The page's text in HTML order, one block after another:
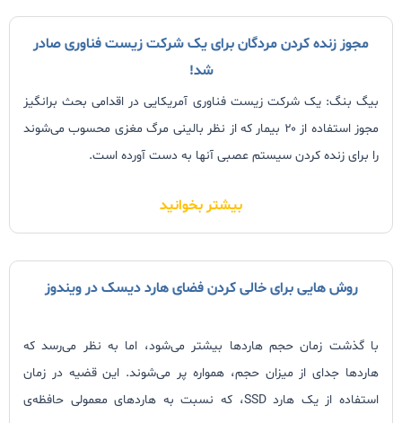
گرفته‌اند.
مجوز زنده کردن مردگان برای یک شرکت زیست‌ فناوری صادر
شد!
بیگ بنگ: یک شرکت زیست‌ فناوری آمریکایی در اقدامی بحث‌ برانگیز
مجوز استفاده از ۲۰ بیمار که از نظر بالینی مرگ مغزی محسوب می‌شوند
را برای زنده کردن سیستم عصبی آنها به دست آورده‌ است.
بیشتر بخوانید
روش هایی برای خالی کردن فضای هارد دیسک در ویندوز
با گذشت زمان حجم هاردها بیشتر می‌شود، اما به نظر می‌رسد که
هاردها جدای از میزان حجم، همواره پر می‌شوند. این قضیه در زمان
استفاده از یک هاردSSD، که نسبت به هاردهای معمولی حافظه‌ی